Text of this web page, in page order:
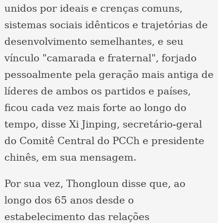
unidos por ideais e crenças comuns,
sistemas sociais idênticos e trajetórias de
desenvolvimento semelhantes, e seu
vínculo "camarada e fraternal", forjado
pessoalmente pela geração mais antiga de
líderes de ambos os partidos e países,
ficou cada vez mais forte ao longo do
tempo, disse Xi Jinping, secretário-geral
do Comitê Central do PCCh e presidente
chinês, em sua mensagem.
Por sua vez, Thongloun disse que, ao
longo dos 65 anos desde o
estabelecimento das relações